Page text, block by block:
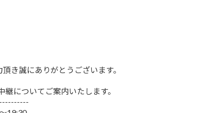
き誠にありがとうございます。
についてご案内いたします。